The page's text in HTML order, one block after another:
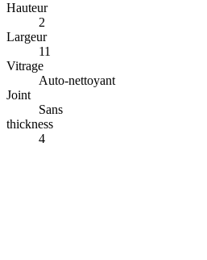
Hauteur
2
Largeur
11
Vitrage
Auto-nettoyant
Joint
Sans
thickness
4